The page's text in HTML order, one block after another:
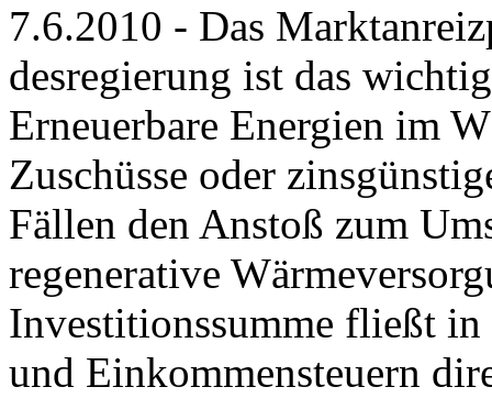
7.6.2010 - Das
desregierung ist das
Erneuerbare Energien im
Zuschüsse oder
Fällen den Anstoß zum
regenerative
Investitionssumme fließt
und Einkommensteuern